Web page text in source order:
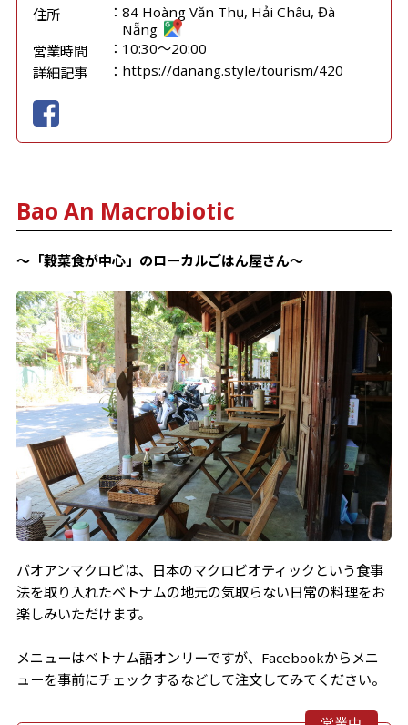
住所
84 Hoàng Văn Thụ, Hải Châu, Đà
Nẵng
営業時間
10:30～20:00
詳細記事
https://danang.style/tourism/420
Bao An Macrobiotic
～「穀菜食が中心」のローカルごはん屋さん～
バオアンマクロビは、日本のマクロビオティックという食事
法を取り入れたベトナムの地元の気取らない日常の料理をお
楽しみいただけます。
メニューはベトナム語オンリーですが、Facebookからメニ
ューを事前にチェックするなどして注文してみてください。